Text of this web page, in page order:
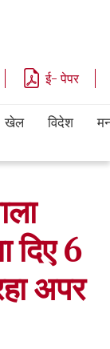
ई- पेपर
खेल विदेश
दिए 6
अपर